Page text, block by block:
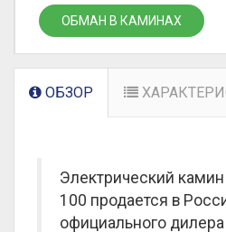
ОБМАН В КАМИНАХ
ОБЗОР
Электрический
100 продается в
официального дилера